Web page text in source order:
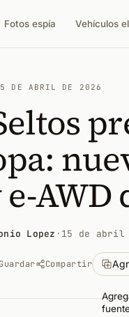
Fotos espía Vehículos
DE ABRIL DE 2026
AWD
Lopez · 15 de abril
Guardar Compartir